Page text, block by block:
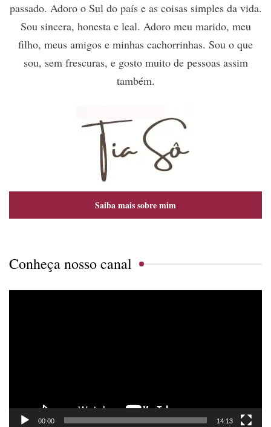
passado. Adoro o Sul do país e as coisas simples da vida.
Sou sincera, honesta e leal. Adoro meu marido, meu
filho, meus amigos e minhas cachorrinhas. Sou o que
sou, sem frescuras, e gosto muito de pessoas assim
também.
Saiba mais sobre mim
Conheça nosso canal
00:00 14:13